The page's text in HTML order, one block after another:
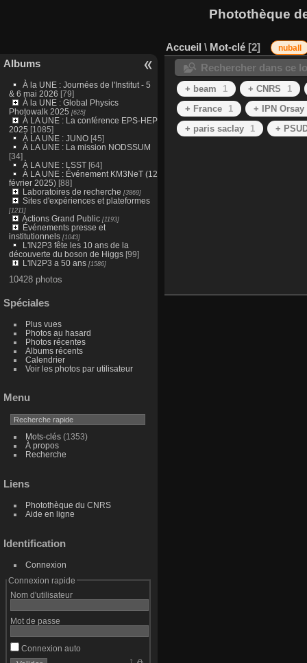
Photothèque
Albums
À la UNE : Journées de l'Institut - 5
& 6 mai 2026 [79]
À la UNE : Global Physics
Photowalk 2025 [625]
À LA UNE : La conférence EPS-HEP
2025 [1085]
À LA UNE : JUNO [45]
À LA UNE : La mission NODSSUM
[34]
À LA UNE : LSST[64]
À LA UNE : Événement KM3NeT (12
février 2025)[88]
Laboratoires de recherche [3869]
Sites d'expériences et plateformes
[1211]
Actions Grand Public[1193]
Événements presse et
institutionnels[1043]
L'IN2P3 fête les 10 ans de la
découverte du boson de Higgs[99]
L'IN2P3 a 50 ans[1586]
10428 photos
Spéciales
Plus vues
Photos au hasard
Photos récentes
Albums récents
Calendrier
Voir les photos par utilisateur
Menu
Mots-clés(1353)
À propos
Recherche
Liens
Photothèque du CNRS
Aide en ligne
Identification
Connexion
Connexion rapide
Nom d'utilisateur
Mot de passe
Connexion auto
Accueil \ Mot-clé 2 nuball
Rechercher dans ce
+ beam 1 + CNRS
1
+ France
1
+ IPN Orsay
+ paris saclay
1 +